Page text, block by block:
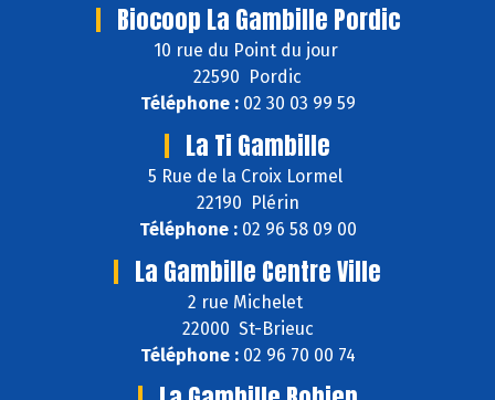
Biocoop La Gambille Pordic
10 rue du Point du jour
22590 Pordic
Téléphone :02 30 03 99 59
La Ti Gambille
5 Rue de la Croix Lormel
22190 Plérin
Téléphone :02 96 58 09 00
La Gambille Centre Ville
2 rue Michelet
22000 St-Brieuc
Téléphone :02 96 70 00 74